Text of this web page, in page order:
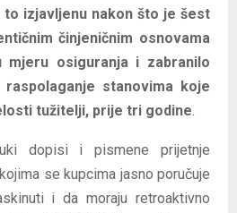
izjavljenu nakon što je šest
činjeničnim osnovama
mjeru osiguranja i zabranilo
raspolaganje stanovima koje
tužitelji, prije tri godine.
dopisi i pismene prijetnje
se kupcima jasno poručuje
i da moraju retroaktivno